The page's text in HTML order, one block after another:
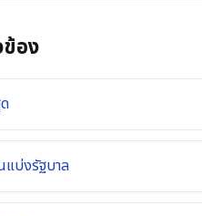
อง
แบ่งรัฐบาล